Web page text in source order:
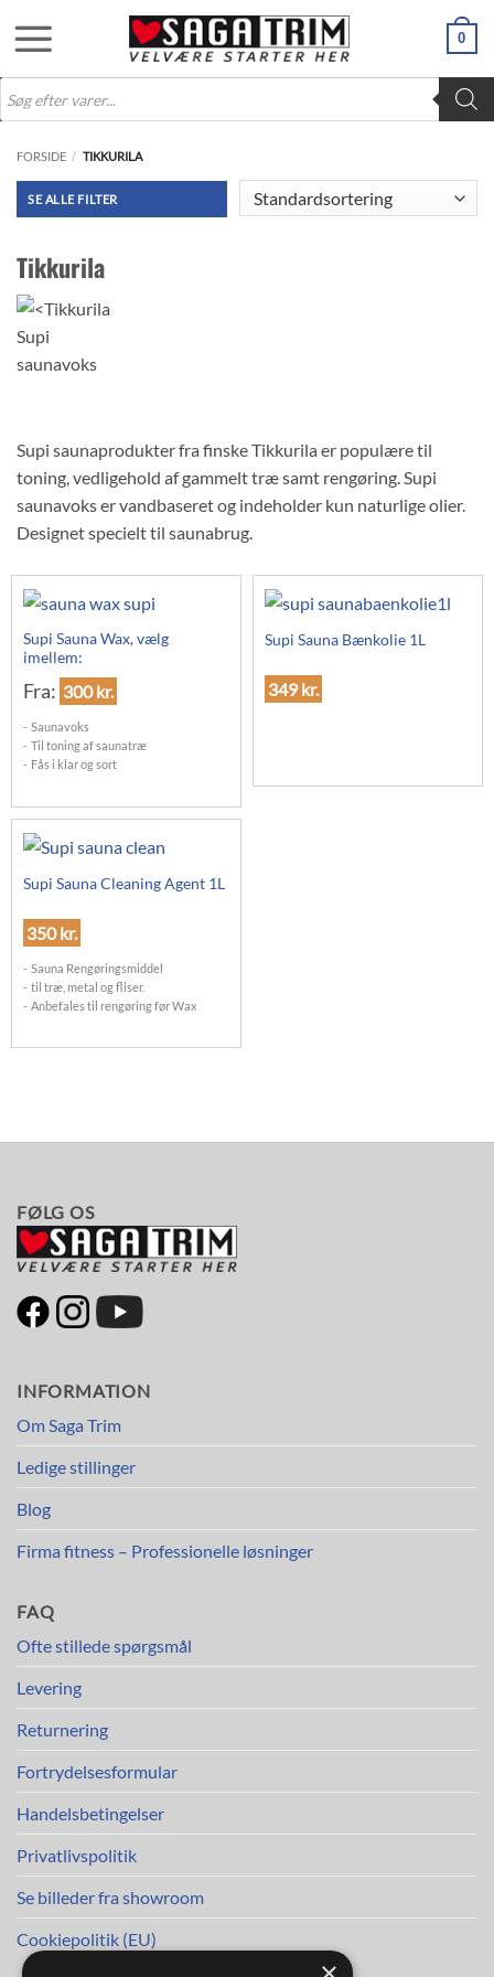
0
Products
search
FORSIDE / TIKKURILA
FILTER
Tikkurila
Supi saunaprodukter fra finske Tikkurila er populære til
toning, vedligehold af gammelt træ samt rengøring. Supi
saunavoks er vandbaseret og indeholder kun naturlige olier.
Designet specielt til saunabrug.
Supi Sauna Wax, vælg
imellem:
Fra: 300kr.
Saunavoks
Til toning af saunatræ
Fås i klar og sort
Supi Sauna Bænkolie 1L
349kr.
Supi Sauna Cleaning Agent 1L
350kr.
Sauna Rengøringsmiddel
til træ, metal og fliser.
Anbefales til rengøring før Wax
FØLG OS
INFORMATION
Om Saga Trim
Ledige stillinger
Blog
Firma fitness – Professionelle løsninger
FAQ
Ofte stillede spørgsmål
Levering
Returnering
Fortrydelsesformular
Handelsbetingelser
Privatlivspolitik
Se billeder fra showroom
Cookiepolitik (EU)